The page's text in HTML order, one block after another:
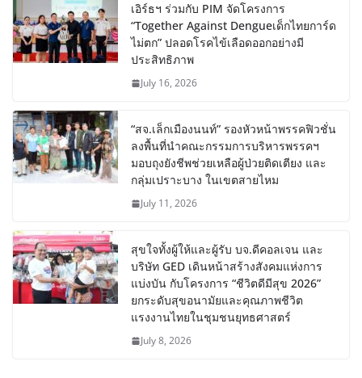
เอิร์ธฯ ร่วมกับ PIM จัดโครงการ
“Together Against Dengueเด็กไทยการ์ด
ไม่ตก” ปลอดโรคไข้เลือดออกอย่างมี
ประสิทธิภาพ
July 16, 2026
“สจ.เล็กเมืองนนท์” รองหัวหน้าพรรคฟิวชั่น
ลงพื้นที่นำคณะกรรมการบริหารพรรคฯ
มอบถุงยังชีพช่วยเหลือผู้ป่วยติดเตียง และ
กลุ่มเปราะบาง ในเขตสายไหม
July 11, 2026
สุขใจทั้งผู้ให้และผู้รับ บจ.ดีคอลเจน และ
บริษัท GED เดินหน้าสร้างสังคมแห่งการ
แบ่งบัน​ กับโครงการ “ชีวิตดีมีสุข 2026”
ยกระดับสุขอนามัยและคุณภาพชีวิต
แรงงานไทยในชุมชนยุทธศาสตร์
July 8, 2026